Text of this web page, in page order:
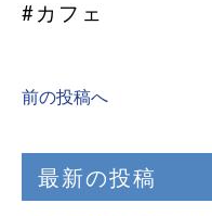
#カフェ
前の投稿へ
最新の投稿